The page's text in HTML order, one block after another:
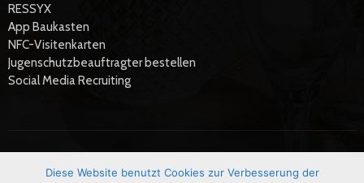
RESSYX
App Baukasten
NFC-Visitenkarten
Jugenschutzbeauftragter bestellen
Social Media Recruiting
Startseite Datenschutzerklärung Hier Werben Impressum
Diese Website benutzt Cookies zur Verbesserung der